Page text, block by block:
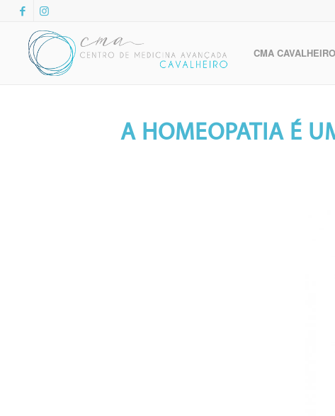
CMA CAVALHEIRO
A HOMEOPATIA É